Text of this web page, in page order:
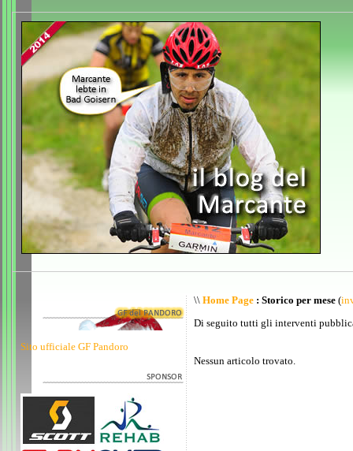
Sito ufficiale GF Pandoro
\\ Home Page : Storico per mese (
Di seguito tutti gli interventi
Nessun articolo trovato.